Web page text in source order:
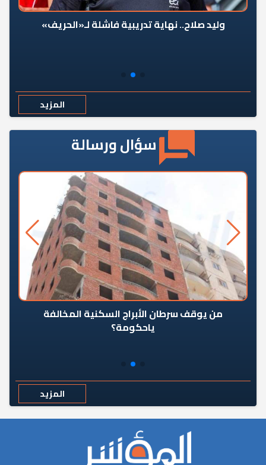
وليد صلاح.. نهاية تدريبية فاشلة لـ«الحريف»
المزيد
سؤال ورسالة
من يوقف سرطان الأبراج السكنية المخالفة
ياحكومة؟
المزيد